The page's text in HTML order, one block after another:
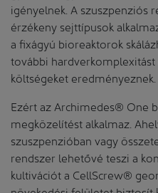
igényelnek. A szuszpenziós
érzékeny sejttípusok
a fixágyú bioreaktorok
további hardverkomplexitást
költségeket eredményeznek.
Ezért az Archimedes® One
megközelítést alkalmaz.
szuszpenzióban vagy
rendszer lehetővé teszi a
kultivációt a CellScrew®